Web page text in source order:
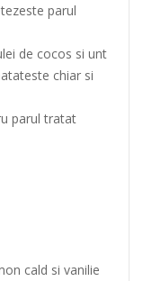
parul
de cocos si unt
chiar si
parul tratat
cald si vanilie